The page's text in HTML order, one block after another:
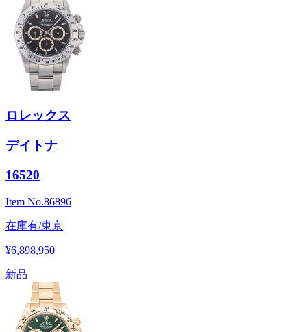
ロレックス
デイトナ
16520
Item No.86896
在庫有/東京
¥6,898,950
新品